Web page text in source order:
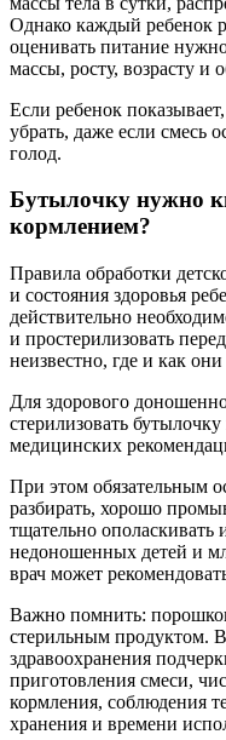
Однако каждый ребенок
оценивать питание
массы, росту, возрасту
Если ребенок
убрать, даже если смесь
голод.
Бутылочку нужно
кормлением?
Правила обработки
и состояния здоровья
действительно
и простерилизовать
неизвестно, где и как
Для здорового
стерилизовать
медицинских
При этом обязательным
разбирать, хорошо
тщательно
недоношенных детей и
врач может
Важно помнить:
стерильным продуктом.
здравоохранения
приготовления смеси,
кормления, соблюдения
хранения и времени